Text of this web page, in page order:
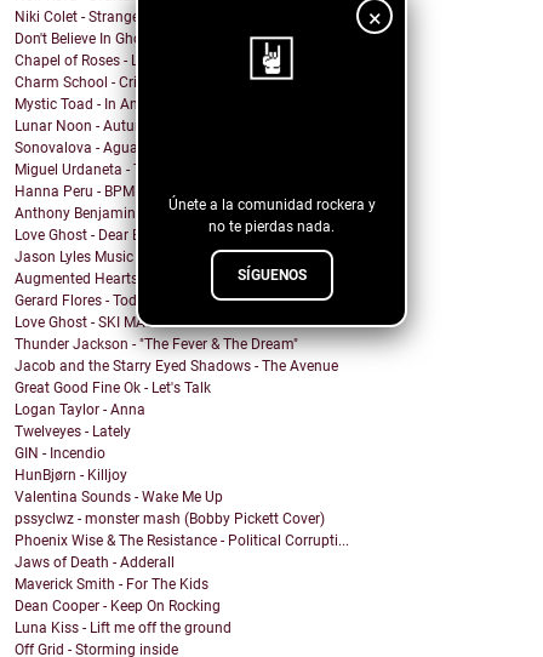
×
Únete a la comunidad rockera y
no te pierdas nada.
SÍGUENOS
Niki Colet - Strange Dreams
Don't Believe In Ghosts - Brooklyn Baby
Chapel of Roses - Lose Control
Charm School - Crime Time
Mystic Toad - In Another World
Lunar Noon - Autumn Passing
Sonovalova - Agua Fría
Miguel Urdaneta - Te Sigo Pensando
Hanna Peru - BPM
Anthony Benjamin - Protect Yourself
Love Ghost - Dear Boy
Jason Lyles Music - Survival
Augmented Hearts - J.V.H.
Gerard Flores - Todo Permitido
Love Ghost - SKI MASK
Thunder Jackson - "The Fever & The Dream"
Jacob and the Starry Eyed Shadows - The Avenue
Great Good Fine Ok - Let's Talk
Logan Taylor - Anna
Twelveyes - Lately
GIN - Incendio
HunBjørn - Killjoy
Valentina Sounds - Wake Me Up
pssyclwz - monster mash (Bobby Pickett Cover)
Phoenix Wise & The Resistance - Political Corrupti...
Jaws of Death - Adderall
Maverick Smith - For The Kids
Dean Cooper - Keep On Rocking
Luna Kiss - Lift me off the ground
Off Grid - Storming inside